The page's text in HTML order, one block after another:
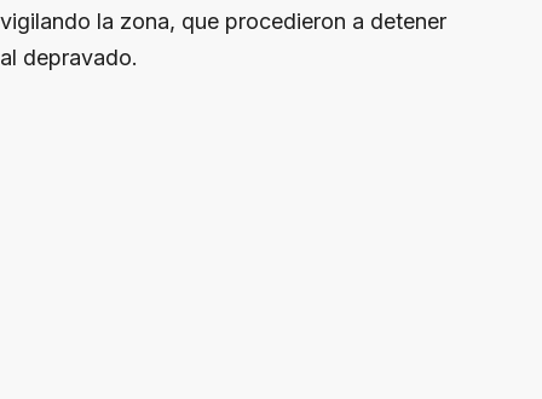
vigilando la zona, que procedieron a detener
al depravado.